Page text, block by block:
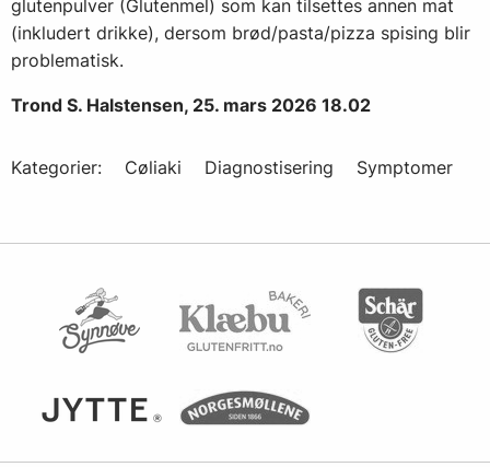
glutenpulver (Glutenmel) som kan tilsettes annen mat
(inkludert drikke), dersom brød/pasta/pizza spising blir
problematisk.
Trond S. Halstensen, 25. mars 2026 18.02
Kategorier: Cøliaki Diagnostisering Symptomer